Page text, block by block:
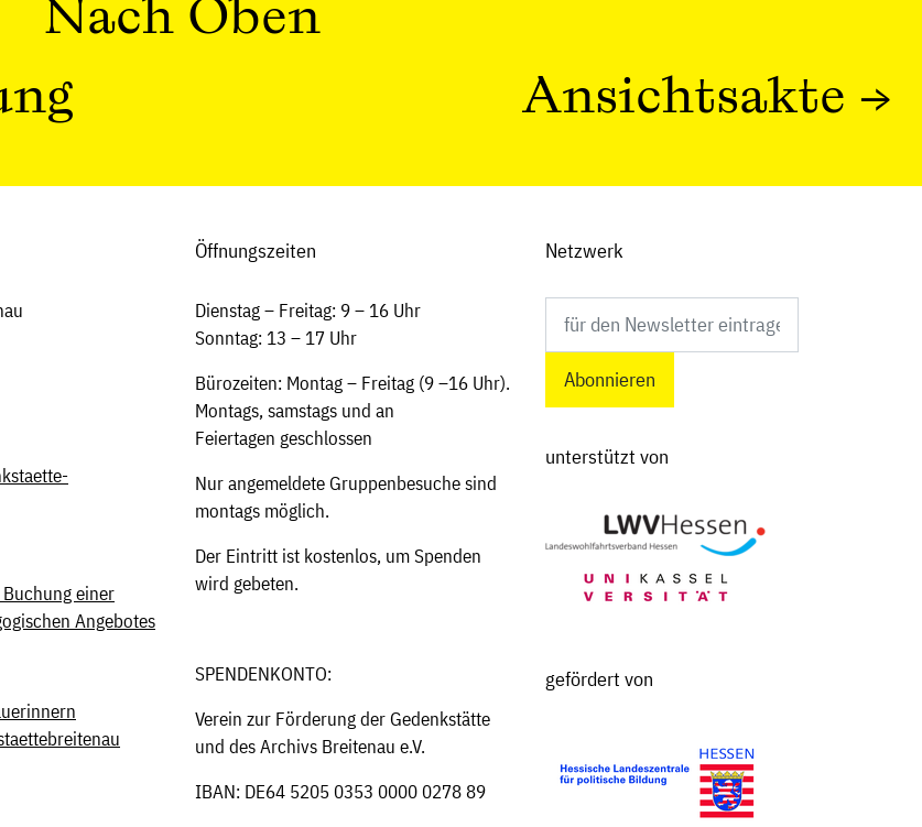
Ansichtsakte →
einer
Angebotes
Öffnungszeiten
Dienstag – Freitag: 9 – 16 Uhr
Sonntag: 13 – 17 Uhr
Bürozeiten: Montag – Freitag (9 –16 Uhr).
Montags, samstags und an
Feiertagen geschlossen
Nur angemeldete Gruppenbesuche sind
montags möglich.
Der Eintritt ist kostenlos, um Spenden
wird gebeten.
SPENDENKONTO:
Verein zur Förderung der Gedenkstätte
und des Archivs Breitenau e.V.
IBAN: DE64 5205 0353 0000 0278 89
Netzwerk
Newsletter abonnieren
unterstützt von
gefördert von